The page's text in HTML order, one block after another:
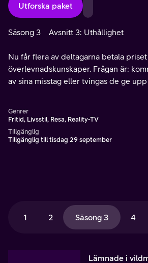
Utforska paket
Säsong 3 Avsnitt 3: Uthållighet
Nu får flera av deltagarna betala
överlevnadskunskaper. Frågan är:
av sina misstag eller tvingas de ge
Genrer
Fritid, Livsstil, Resa, Reality-TV
Tillgänglig
Tillgänglig till tisdag 29 september
1 2 Säsong 3 4
Lämnade i